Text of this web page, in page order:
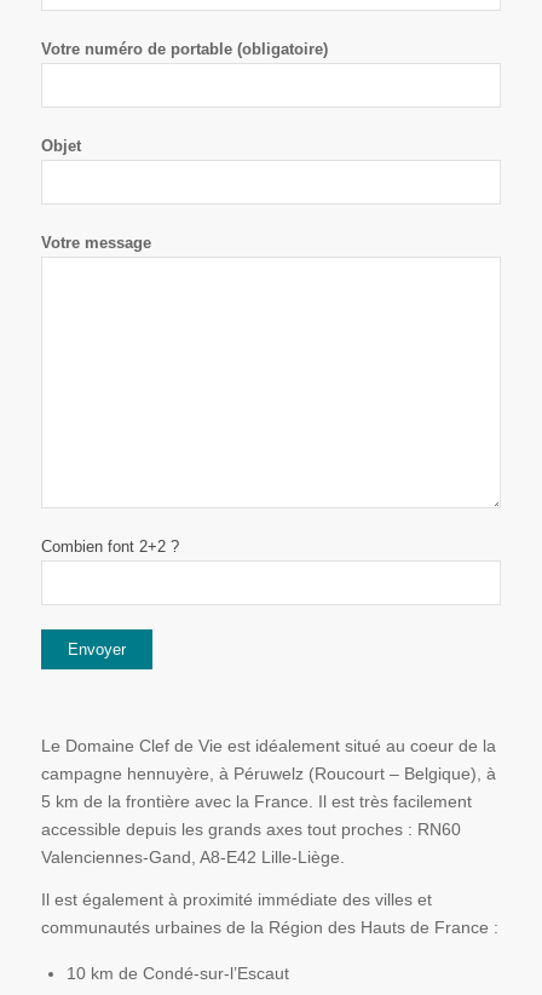
Votre numéro de portable (obligatoire)
Objet
Votre message
Combien font 2+2 ?
Le Domaine Clef de Vie est idéalement situé au coeur de la
campagne hennuyère, à Péruwelz (Roucourt – Belgique), à
5 km de la frontière avec la France. Il est très facilement
accessible depuis les grands axes tout proches : RN60
Valenciennes-Gand, A8-E42 Lille-Liège.
Il est également à proximité immédiate des villes et
communautés urbaines de la Région des Hauts de France :
10 km de Condé-sur-l’Escaut